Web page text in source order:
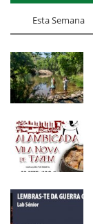
Esta Semana